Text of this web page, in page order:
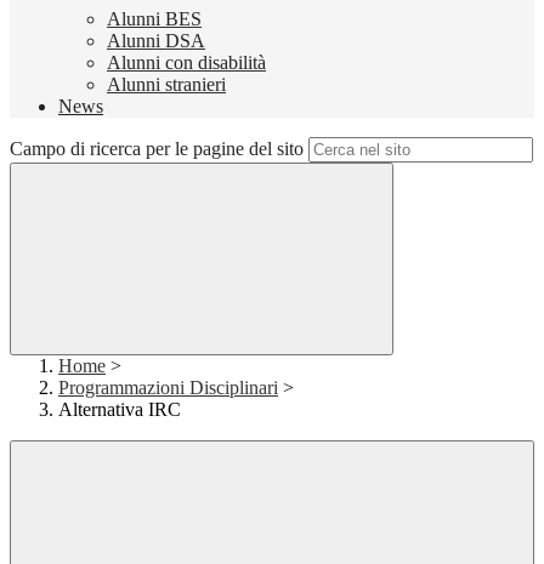
Alunni BES
Alunni DSA
Alunni con disabilità
Alunni stranieri
News
Campo di ricerca per le pagine del sito
Home >
Programmazioni Disciplinari >
Alternativa IRC